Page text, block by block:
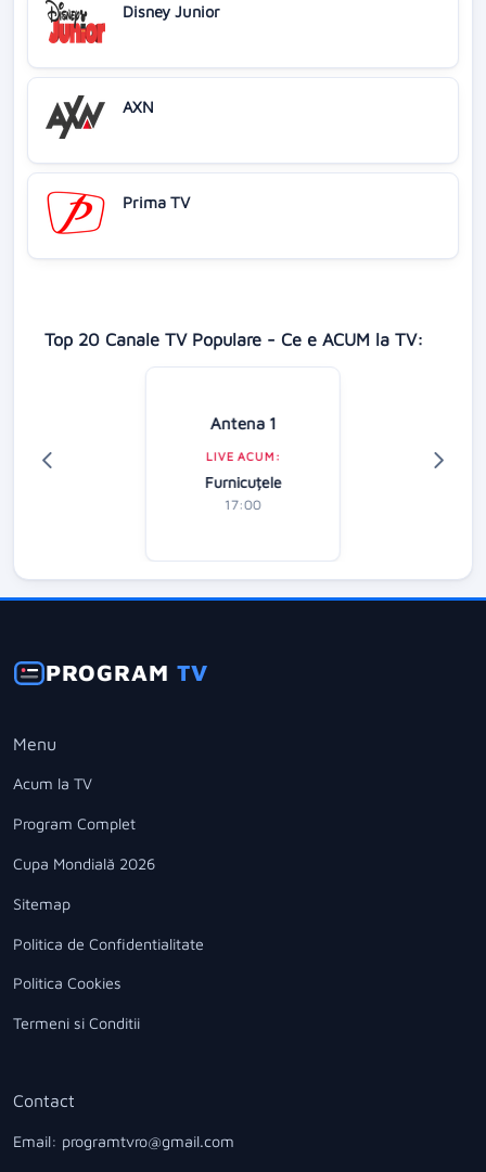
Disney Junior
AXN
Prima TV
Top 20 Canale TV Populare - Ce e ACUM la TV:
Antena 1
LIVE ACUM:
Furnicuțele
17:00
PROGRAMTV
Menu
Acum la TV
Program Complet
Cupa Mondială 2026
Sitemap
Politica de Confidentialitate
Politica Cookies
Termeni si Conditii
Contact
Email: programtvro@gmail.com